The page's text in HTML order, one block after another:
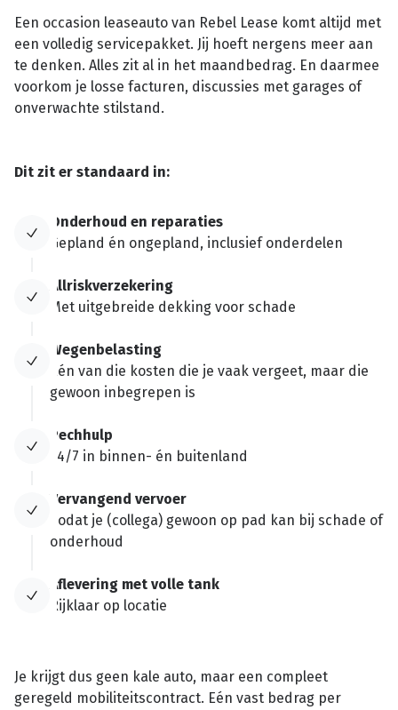
Een occasion leaseauto van Rebel Lease komt altijd met
een volledig servicepakket. Jij hoeft nergens meer aan
te denken. Alles zit al in het maandbedrag. En daarmee
voorkom je losse facturen, discussies met garages of
onverwachte stilstand.
Dit zit er standaard in:
Onderhoud en reparaties
Gepland én ongepland, inclusief onderdelen
Allriskverzekering
Met uitgebreide dekking voor schade
Wegenbelasting
Eén van die kosten die je vaak vergeet, maar die
gewoon inbegrepen is
Pechhulp
24/7 in binnen- én buitenland
Vervangend vervoer
Zodat je (collega) gewoon op pad kan bij schade of
onderhoud
Aflevering met volle tank
Rijklaar op locatie
Je krijgt dus geen kale auto, maar een compleet
geregeld mobiliteitscontract. Eén vast bedrag per